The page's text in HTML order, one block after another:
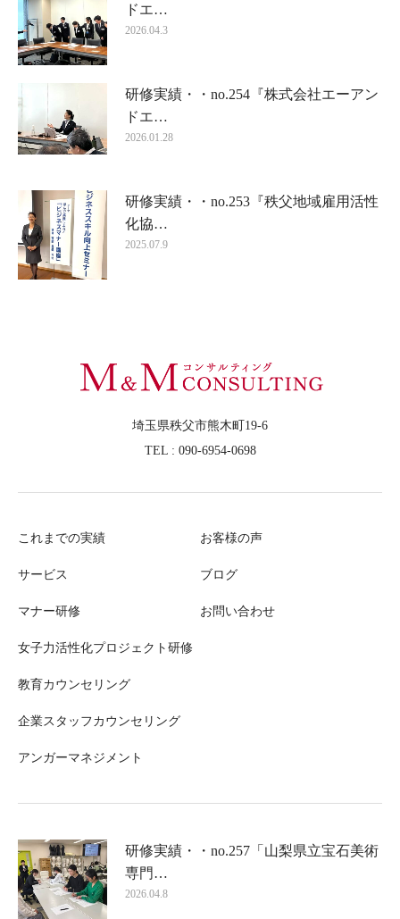
ドエ…
2026.04.3
研修実績・・no.254『株式会社エーアン
ドエ…
2026.01.28
研修実績・・no.253『秩父地域雇用活性
化協…
2025.07.9
埼玉県秩父市熊木町19-6
TEL : 090-6954-0698
これまでの実績
サービス
マナー研修
女子力活性化プロジェクト研修
教育カウンセリング
企業スタッフカウンセリング
アンガーマネジメント
お客様の声
ブログ
お問い合わせ
研修実績・・no.257「山梨県立宝石美術
専門…
2026.04.8